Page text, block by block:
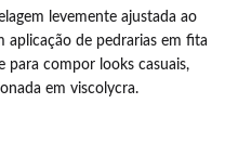
levemente ajustada ao
aplicação de pedrarias em fita
para compor looks casuais,
em viscolycra.